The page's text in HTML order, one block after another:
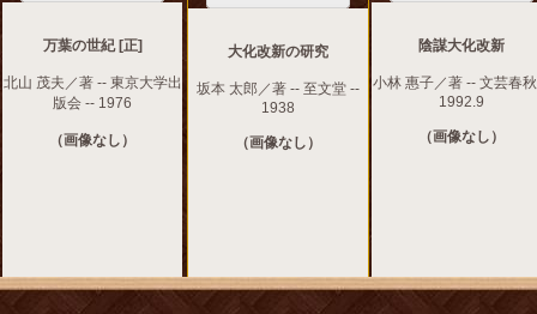
万葉の世紀 [正]
北山 茂夫／著 -- 東京大学出
版会 -- 1976
（画像なし）
大化改新の研究
坂本 太郎／著 -- 至文堂 --
1938
（画像なし）
陰謀大化改新
小林 惠子／著 -- 文芸春
1992.9
（画像なし）